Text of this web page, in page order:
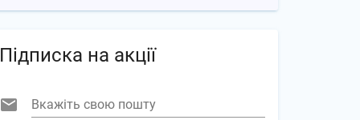
Підписка на акції
Вкажіть свою пошту